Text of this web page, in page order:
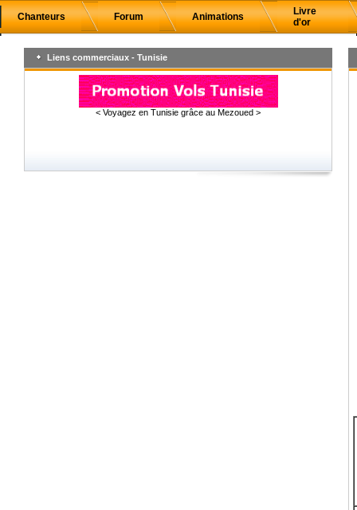
Chanteurs Forum Animations
Livre
d'or
Liens commerciaux - Tunisie
< Voyagez en Tunisie grâce au Mezoued >